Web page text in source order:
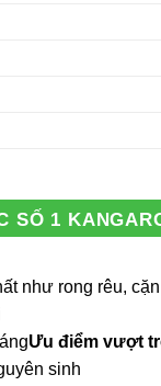
SỐ 1
như rong rêu,
Ưu điểm vượt
sinh